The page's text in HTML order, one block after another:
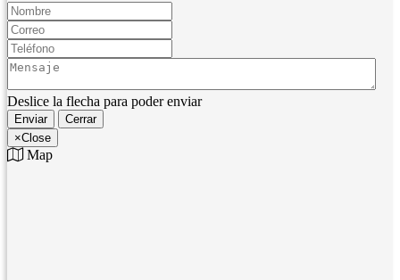
Correo:
Teléfono:
Mensaje:
Deslice la flecha para poder enviar
Enviar
Cerrar
×Close
Map